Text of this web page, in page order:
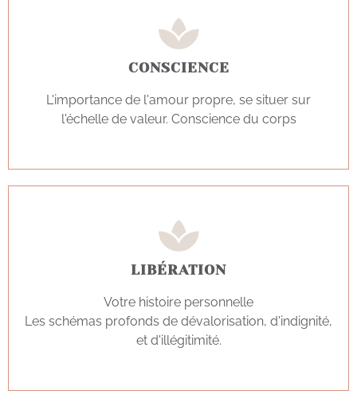
CONSCIENCE
L'importance de l'amour propre, se situer sur
l'échelle de valeur. Conscience du corps
LIBÉRATION
Votre histoire personnelle
Les schémas profonds de dévalorisation, d'indignité,
et d'illégitimité.